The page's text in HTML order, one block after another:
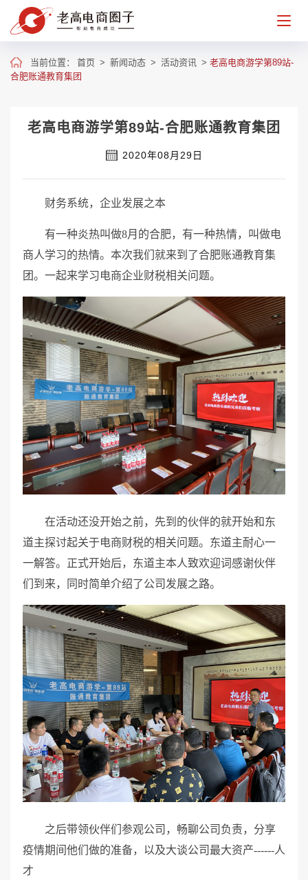
当前位置： 首页 > 新闻动态 > 活动资讯 > 老高电商游学第89站-
合肥账通教育集团
老高电商游学第89站-合肥账通教育集团
2020年08月29日
财务系统，企业发展之本
有一种炎热叫做8月的合肥，有一种热情，叫做电
商人学习的热情。本次我们就来到了合肥账通教育集
团。一起来学习电商企业财税相关问题。
在活动还没开始之前，先到的伙伴的就开始和东
道主探讨起关于电商财税的相关问题。东道主耐心一
一解答。正式开始后，东道主本人致欢迎词感谢伙伴
们到来，同时简单介绍了公司发展之路。
之后带领伙伴们参观公司，畅聊公司负责，分享
疫情期间他们做的准备，以及大谈公司最大资产------人
才